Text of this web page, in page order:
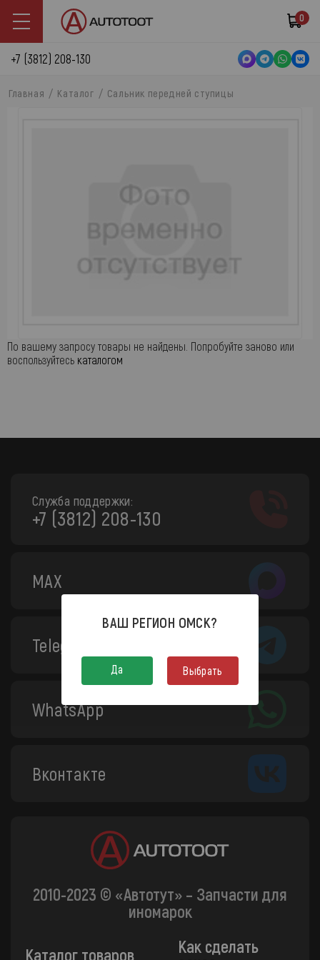
0
+7 (3812) 208-130
Главная Каталог Сальник передней ступицы
По вашему запросу товары не найдены. Попробуйте заново или
воспользуйтесь каталогом
Служба поддержки:
+7 (3812) 208-130
MAX
Telegram
WhatsApp
Вконтакте
2010-2023 © «Автотут» – Запчасти для
иномарок
Каталог товаров
Как сделать
ВАШ РЕГИОН ОМСК?
Да Выбрать